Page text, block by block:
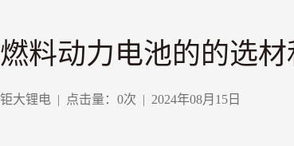
燃料动力电池的的选
钜大锂电 | 点击量： 0次 | 2024年08月15日